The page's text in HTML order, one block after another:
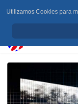
Utilizamos Cookies para